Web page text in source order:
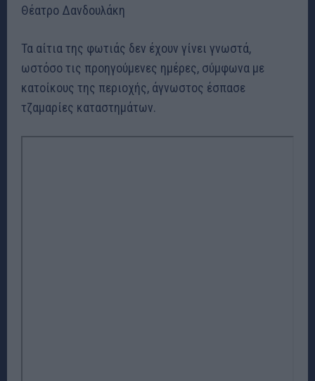
Τα αίτια της φωτιάς δεν έχουν γίνει γνωστά,
ωστόσο τις προηγούμενες ημέρες, σύμφωνα με
κατοίκους της περιοχής, άγνωστος έσπασε
τζαμαρίες καταστημάτων.